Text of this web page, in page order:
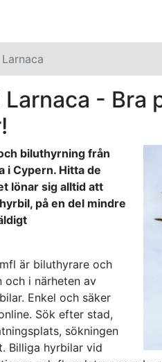
Larnaca
- Bra
biluthyrning från
i Cypern. Hitta de
lönar sig alltid att
på en del mindre
är biluthyrare och
i närheten av
Enkel och säker
Sök efter stad,
sökningen
Billiga hyrbilar vid